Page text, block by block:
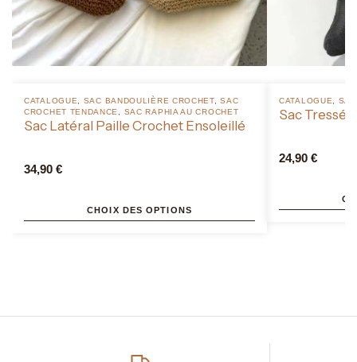
CATALOGUE SAC BANDOULIÈRE CROCHET,SAC
CROCHET TENDANCE
SAC RAPHIA AU CROCHET
Sac Latéral Paille Crochet Ensoleillé
34,90 €
CHOIX DES OPTIONS
CATALOGUE
Sac Tressé
24,90 €